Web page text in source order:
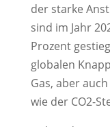
der starke
sind im Jahr
Prozent
globalen
Gas, aber
wie der CO2-